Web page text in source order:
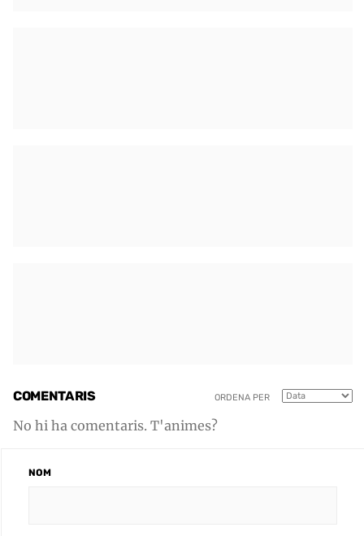
COMENTARIS ORDENA PER
No hi ha comentaris. T'animes?
NOM